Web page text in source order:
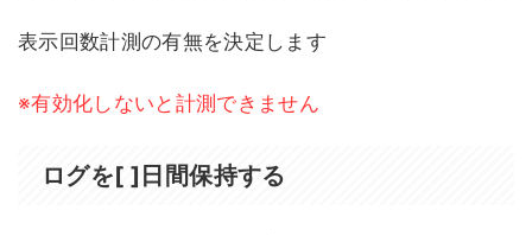
表示回数計測の有無を決定します
※有効化しないと計測できません
ログを[ ]日間保持する